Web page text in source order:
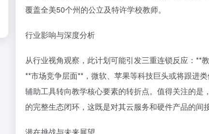
覆盖全美50个州的公立及特许学校教师。
行业影响与深度分析
从行业视角观察，此计划可能引发三重连锁反应：**
**市场竞争层面**，微软、苹果等科技巨头或将跟进
辅助工具转向教学核心要素的转折点。值得关注的
的完整生态闭环，这既是对其云服务和硬件产品的间